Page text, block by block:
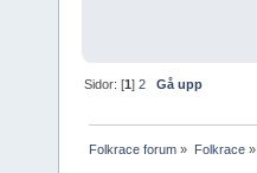
Sidor: [1]2 Gå upp
Folkrace forum » Folkrace»